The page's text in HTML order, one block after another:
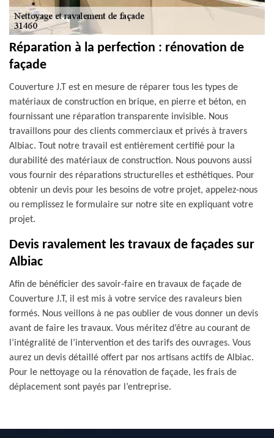
Réparation à la perfection : rénovation de
façade
Couverture J.T est en mesure de réparer tous les types de
matériaux de construction en brique, en pierre et béton, en
fournissant une réparation transparente invisible. Nous
travaillons pour des clients commerciaux et privés à travers
Albiac. Tout notre travail est entièrement certifié pour la
durabilité des matériaux de construction. Nous pouvons aussi
vous fournir des réparations structurelles et esthétiques. Pour
obtenir un devis pour les besoins de votre projet, appelez-nous
ou remplissez le formulaire sur notre site en expliquant votre
projet.
Devis ravalement les travaux de façades sur
Albiac
Afin de bénéficier des savoir-faire en travaux de façade de
Couverture J.T, il est mis à votre service des ravaleurs bien
formés. Nous veillons à ne pas oublier de vous donner un devis
avant de faire les travaux. Vous méritez d’être au courant de
l’intégralité de l’intervention et des tarifs des ouvrages. Vous
aurez un devis détaillé offert par nos artisans actifs de Albiac.
Pour le nettoyage ou la rénovation de façade, les frais de
déplacement sont payés par l’entreprise.